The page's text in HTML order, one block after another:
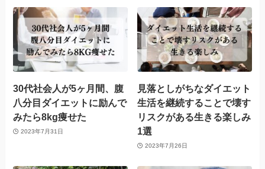
30代社会人が5ヶ月間、腹
八分目ダイエットに励んで
みたら8kg痩せた
2023年7月31日
見落としがちなダイエット
生活を継続することで壊す
リスクがある生きる楽しみ
1選
2023年7月26日